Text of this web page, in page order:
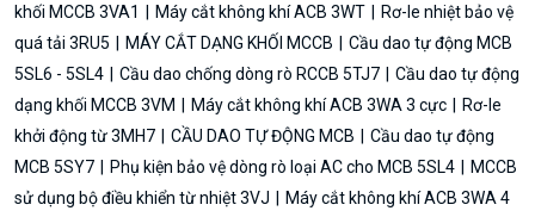
khối MCCB 3VA1
Máy cắt không khí ACB 3WT
Rơ-le nhiệt bảo vệ
quá tải 3RU5
MÁY CẮT DẠNG KHỐI MCCB
Cầu dao tự động MCB
5SL6 - 5SL4
Cầu dao chống dòng rò RCCB 5TJ7
Cầu dao tự động
dạng khối MCCB 3VM
Máy cắt không khí ACB 3WA 3 cực
Rơ-le
khởi động từ 3MH7
CẦU DAO TỰ ĐỘNG MCB
Cầu dao tự động
MCB 5SY7
Phụ kiện bảo vệ dòng rò loại AC cho MCB 5SL4
MCCB
sử dụng bộ điều khiển từ nhiệt 3VJ
Máy cắt không khí ACB 3WA 4